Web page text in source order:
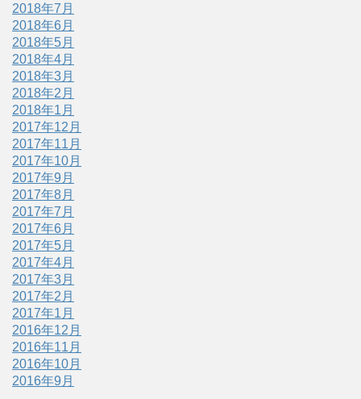
2018年7月
2018年6月
2018年5月
2018年4月
2018年3月
2018年2月
2018年1月
2017年12月
2017年11月
2017年10月
2017年9月
2017年8月
2017年7月
2017年6月
2017年5月
2017年4月
2017年3月
2017年2月
2017年1月
2016年12月
2016年11月
2016年10月
2016年9月